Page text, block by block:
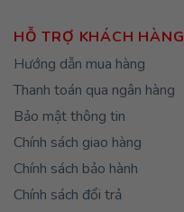
HỖ TRỢ KHÁCH HÀNG
Hướng dẫn mua hàng
Thanh toán qua ngân hàng
Bảo mật thông tin
Chính sách giao hàng
Chính sách bảo hành
Chính sách đổi trả